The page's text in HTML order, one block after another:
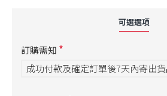
可選選項
訂購需知
成功付款及確定訂單後7天內寄出